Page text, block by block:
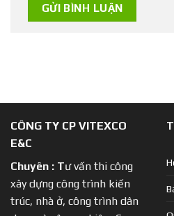
CÔNG TY CP VITEXCO
E&C
Chuyên : Tư vấn thi công
xây dựng công trình kiến
trúc, nhà ở, công trình dân